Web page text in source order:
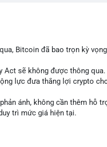
Bitcoin đã bao trọn kỳ vọng
Act sẽ không được thông qua.
lực đưa thắng lợi crypto
ánh, không cần thêm hỗ
trì mức giá hiện tại.